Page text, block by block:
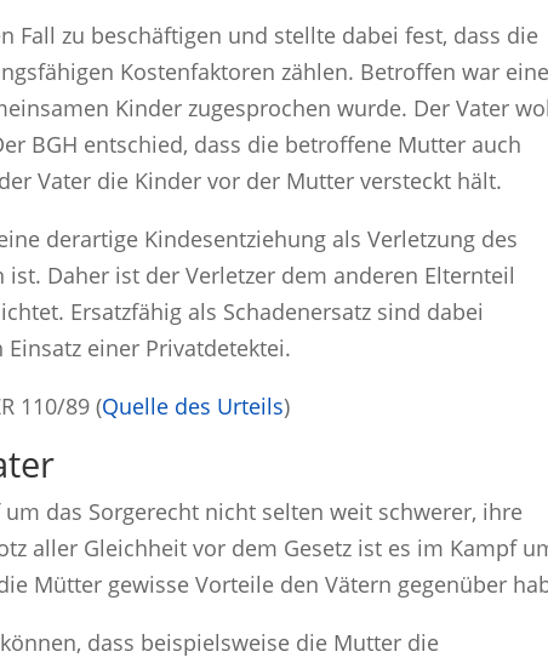
Fall zu beschäftigen und stellte dabei fest, dass die
Kostenfaktoren zählen. Betroffen war eine
Kinder zugesprochen wurde. Der Vater
BGH entschied, dass die betroffene Mutter auch
Vater die Kinder vor der Mutter versteckt hält.
derartige Kindesentziehung als Verletzung des
Daher ist der Verletzer dem anderen Elternteil
Ersatzfähig als Schadenersatz sind dabei
einer Privatdetektei.
110/89 (Quelle des Urteils)
das Sorgerecht nicht selten weit schwerer, ihre
aller Gleichheit vor dem Gesetz ist es im Kampf
Mütter gewisse Vorteile den Vätern gegenüber
dass beispielsweise die Mutter die